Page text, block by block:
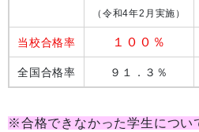
（令和4年2月実施）
当校合格率 １００ ％
全国合格率 ９１．３％
※合格できなかった学生につい